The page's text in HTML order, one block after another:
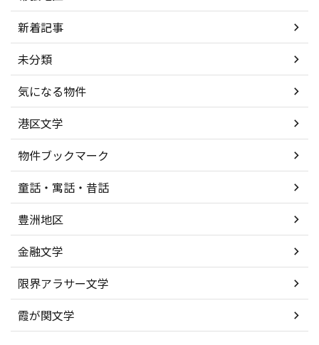
新着記事
未分類
気になる物件
港区文学
物件ブックマーク
童話・寓話・昔話
豊洲地区
金融文学
限界アラサー文学
霞が関文学